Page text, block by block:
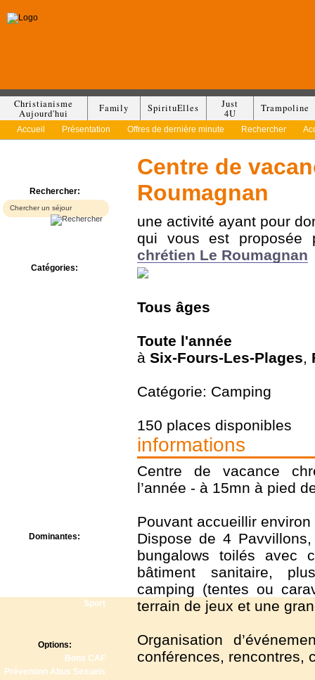
Christianisme
Aujourd'hui
Family SpirituElles
Just
4U
Trampoline
Accueil Présentation Offres de dernière minute Rechercher
Rechercher:
Catégories:
Dominantes:
Sport
Options:
Bons CAF
Prévention Abus Sexuels
Centre de
Roumagnan
une activité ayant pour
qui vous est
chrétien Le Roumagnan
Tous âges
Toute l'année
à Six-Fours-Les-Plages,
Catégorie: Camping
150 places disponibles
informations
Centre de vacance
l’année - à 15mn à pied
Pouvant accueillir
Dispose de 4
bungalows toilés avec
bâtiment sanitaire,
camping (tentes ou
terrain de jeux et une
Organisation
conférences, rencontres,